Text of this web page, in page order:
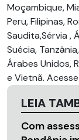
Moçambique,
Peru, Filipinas,
Saudita,Sérvia ,
Suécia,
Árabes Unidos,
e Vietnã.
LEIA
Com